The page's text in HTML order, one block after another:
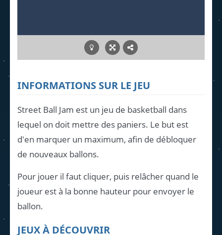
INFORMATIONS SUR LE JEU
Street Ball Jam est un jeu de basketball dans
lequel on doit mettre des paniers. Le but est
d'en marquer un maximum, afin de débloquer
de nouveaux ballons.
Pour jouer il faut cliquer, puis relâcher quand le
joueur est à la bonne hauteur pour envoyer le
ballon.
JEUX À DÉCOUVRIR